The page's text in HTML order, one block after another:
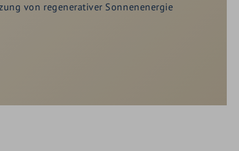
von regenerativer Sonnenenergie
beim Whirlpool und des